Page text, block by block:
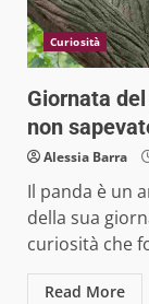
Curiosità
Giornata
non
Alessia Barra
Il panda è un
della sua
curiosità che
Read More